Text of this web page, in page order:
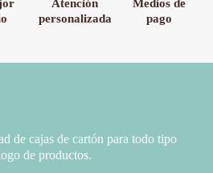
Atención
personalizada
Medios de
pago
de cajas de cartón para todo tipo
de productos.